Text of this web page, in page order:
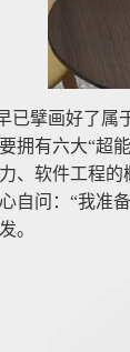
已擘画好了
拥有六大“超
、软件工程
自问：“我准
。